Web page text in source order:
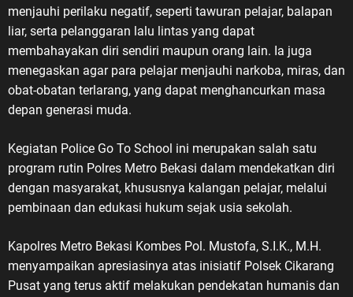
menjauhi perilaku negatif, seperti tawuran pelajar, balapan
liar, serta pelanggaran lalu lintas yang dapat
membahayakan diri sendiri maupun orang lain. Ia juga
menegaskan agar para pelajar menjauhi narkoba, miras, dan
obat-obatan terlarang, yang dapat menghancurkan masa
depan generasi muda.
Kegiatan Police Go To School ini merupakan salah satu
program rutin Polres Metro Bekasi dalam mendekatkan diri
dengan masyarakat, khususnya kalangan pelajar, melalui
pembinaan dan edukasi hukum sejak usia sekolah.
Kapolres Metro Bekasi Kombes Pol. Mustofa, S.I.K., M.H.
menyampaikan apresiasinya atas inisiatif Polsek Cikarang
Pusat yang terus aktif melakukan pendekatan humanis dan